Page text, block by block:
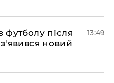
футболу після
новий
13:49